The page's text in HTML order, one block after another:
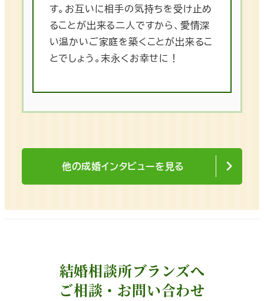
す。お互いに相手の気持ちを受け止め
ることが出来る二人ですから、愛情深
い温かいご家庭を築くことが出来るこ
とでしょう。末永くお幸せに！
他の成婚インタビューを見る
結婚相談所ブランズへ
ご相談・お問い合わせ